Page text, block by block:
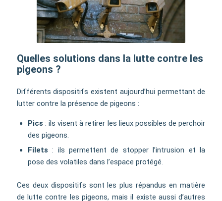
Quelles solutions dans la lutte contre les
pigeons ?
Différents dispositifs existent aujourd’hui permettant de
lutter contre la présence de pigeons :
Pics : ils visent à retirer les lieux possibles de perchoir
des pigeons.
Filets : ils permettent de stopper l’intrusion et la
pose des volatiles dans l’espace protégé.
Ces deux dispositifs sont les plus répandus en matière
de lutte contre les pigeons, mais il existe aussi d’autres